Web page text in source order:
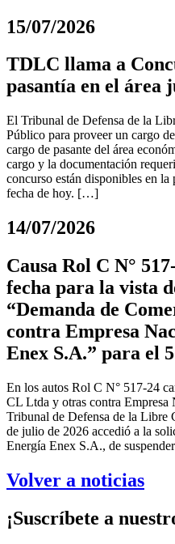
15/07/2026
TDLC llama a
pasantía en el área
El Tribunal de Defensa de la
Público para proveer un cargo
cargo de pasante del área
cargo y la documentación
concurso están disponibles en
fecha de hoy. […]
14/07/2026
Causa Rol C N°
fecha para la vista
“Demanda de
contra Empresa
Enex S.A.” para el
En los autos Rol C N° 517-24
CL Ltda y otras contra
Tribunal de Defensa de la Libre
de julio de 2026 accedió a la
Energía Enex S.A., de
Volver a noticias
¡Suscríbete a